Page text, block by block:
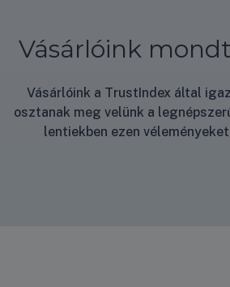
adatl
Vásárlóink
Vásárlóink a TrustIndex által
osztanak meg velünk a
lentiekben ezen